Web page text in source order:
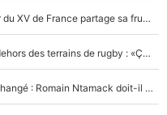
Mis de côté par Fabien Galthié, un joueur du XV de France partage sa frustration : «ils ne me l’ont pas dit tout de suite»
La raison d'être de Matthieu Jalibert en dehors des terrains de rugby : «Ça m'atteint autant que si tu touches à un membre de ma famille»
XV de France - Matthieu Jalibert a tout changé : Romain Ntamack doit-il s’inquiéter pour sa place à un an de la Coupe du monde ?